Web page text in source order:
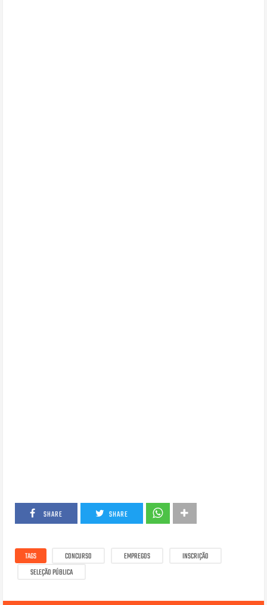
SHARE SHARE
TAGS CONCURSO EMPREGOS
INSCRIÇÃO
SELEÇÃO PÚBLICA